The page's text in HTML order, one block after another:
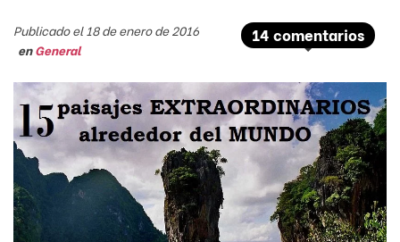
14 comentarios
Publicado el 18 de enero de 2016
enGeneral